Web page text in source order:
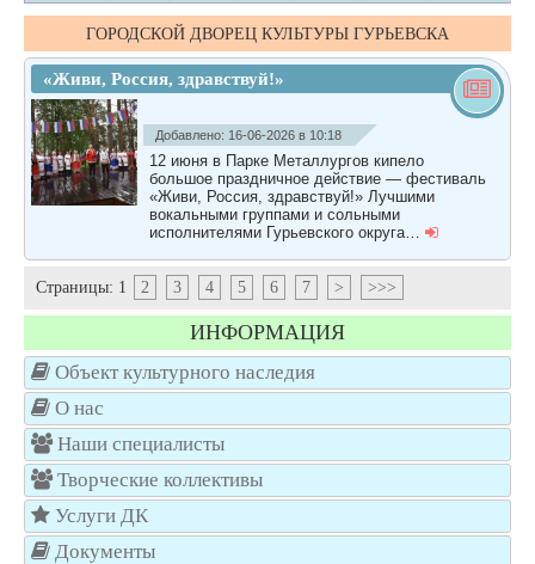
ГОРОДСКОЙ ДВОРЕЦ КУЛЬТУРЫ ГУРЬЕВСКА
«Живи, Россия, здравствуй!»
Добавлено: 16-06-2026 в 10:18
12 июня в Парке Металлургов кипело
большое праздничное действие — фестиваль
«Живи, Россия, здравствуй!» Лучшими
вокальными группами и сольными
исполнителями Гурьевского округа…
Страницы: 1 2 3 4 5 6 7 > >>>
ИНФОРМАЦИЯ
Объект культурного наследия
О нас
Наши специалисты
Творческие коллективы
Услуги ДК
Документы